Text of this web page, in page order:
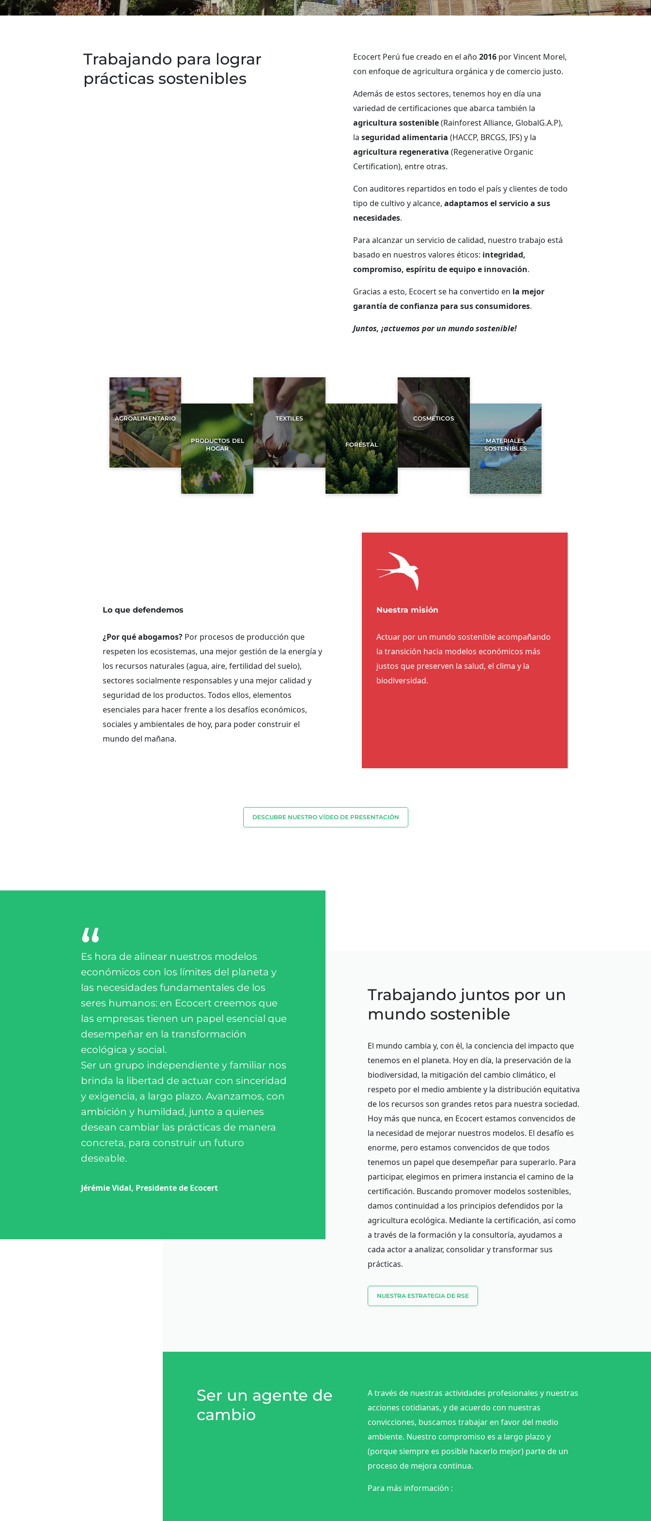
Corea del Sur (coreano)
Trabajando para lograr
prácticas sostenibles
Ecocert Perú fue creado en el año 2016 por Vincent Morel,
con enfoque de agricultura orgánica y de comercio justo.
Además de estos sectores, tenemos hoy en día una
variedad de certificaciones que abarca también la
agricultura sostenible(Rainforest Alliance, GlobalG.A.P),
la seguridad alimentaria (HACCP, BRCGS, IFS) y la
agricultura regenerativa (Regenerative Organic
Certification), entre otras.
Con auditores repartidos en todo el país y clientes de todo
tipo de cultivo y alcance, adaptamos el servicio a sus
necesidades.
Para alcanzar un servicio de calidad, nuestro trabajo está
basado en nuestros valores éticos: integridad,
compromiso, espíritu de equipo e innovación.
Gracias a esto, Ecocert se ha convertido en la mejor
garantía de confianza para sus consumidores.
Juntos, ¡actuemos por un mundo sostenible!
AGROALIMENTARIO
PRODUCTOS DEL
HOGAR
TEXTILES
FORESTAL
COSMÉTICOS
MATERIALES
SOSTENIBLES
Lo que defendemos
¿Por qué abogamos? Por procesos de producción que
respeten los ecosistemas, una mejor gestión de la energía y
los recursos naturales (agua, aire, fertilidad del suelo),
sectores socialmente responsables y una mejor calidad y
seguridad de los productos. Todos ellos, elementos
esenciales para hacer frente a los desafíos económicos,
sociales y ambientales de hoy, para poder construir el
mundo del mañana.
Nuestra misión
Actuar por un mundo sostenible acompañando
la transición hacia modelos económicos más
justos que preserven la salud, el clima y la
biodiversidad.
DESCUBRE NUESTRO VÍDEO DE PRESENTACIÓN
Trabajando juntos por un
mundo sostenible
El mundo cambia y, con él, la conciencia del impacto que
tenemos en el planeta. Hoy en día, la preservación de la
biodiversidad, la mitigación del cambio climático, el
respeto por el medio ambiente y la distribución equitativa
de los recursos son grandes retos para nuestra sociedad.
Hoy más que nunca, en Ecocert estamos convencidos de
la necesidad de mejorar nuestros modelos. El desafío es
enorme, pero estamos convencidos de que todos
tenemos un papel que desempeñar para superarlo. Para
participar, elegimos en primera instancia el camino de la
certificación. Buscando promover modelos sostenibles,
damos continuidad a los principios defendidos por la
agricultura ecológica. Mediante la certificación, así como
a través de la formación y la consultoría, ayudamos a
cada actor a analizar, consolidar y transformar sus
prácticas.
NUESTRA ESTRATEGIA DE RSE
Es hora de alinear nuestros modelos
económicos con los límites del planeta y
las necesidades fundamentales de los
seres humanos: en Ecocert creemos que
las empresas tienen un papel esencial que
desempeñar en la transformación
ecológica y social.
Ser un grupo independiente y familiar nos
brinda la libertad de actuar con sinceridad
y exigencia, a largo plazo. Avanzamos, con
ambición y humildad, junto a quienes
desean cambiar las prácticas de manera
concreta, para construir un futuro
deseable.
Jérémie Vidal, Presidente de Ecocert
Ser un agente de
cambio
A través de nuestras actividades profesionales y nuestras
acciones cotidianas, y de acuerdo con nuestras
convicciones, buscamos trabajar en favor del medio
ambiente. Nuestro compromiso es a largo plazo y
(porque siempre es posible hacerlo mejor) parte de un
proceso de mejora continua.
Para más información :